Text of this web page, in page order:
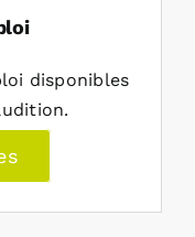
disponibles